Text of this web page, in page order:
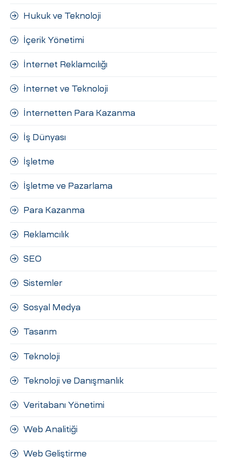
Hukuk ve Teknoloji
İçerik Yönetimi
İnternet Reklamcılığı
İnternet ve Teknoloji
İnternetten Para Kazanma
İş Dünyası
İşletme
İşletme ve Pazarlama
Para Kazanma
Reklamcılık
SEO
Sistemler
Sosyal Medya
Tasarım
Teknoloji
Teknoloji ve Danışmanlık
Veritabanı Yönetimi
Web Analitiği
Web Geliştirme